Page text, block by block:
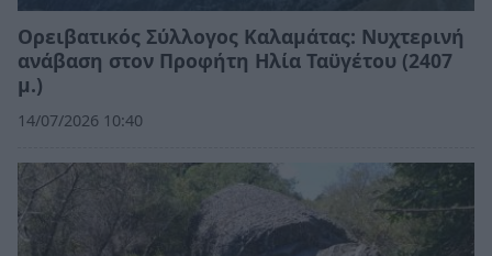
Ορειβατικός Σύλλογος Καλαμάτας: Νυχτερινή
ανάβαση στον Προφήτη Ηλία Ταϋγέτου (2407
μ.)
14/07/2026 10:40